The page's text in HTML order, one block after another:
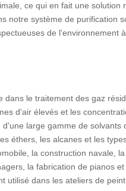
ce qui en fait une solution
notre système de purification
de l'environnement
le traitement des gaz
d'air élevés et les
large gamme de solvants
éthers, les alcanes et les
la construction navale,
la fabrication de pianos
utilisé dans les ateliers de